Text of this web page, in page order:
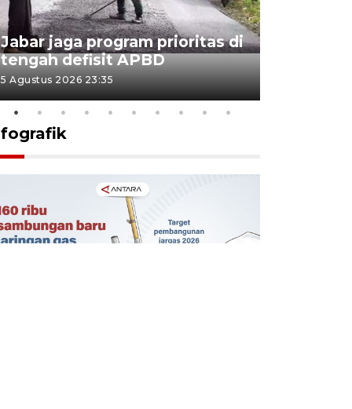
Jabar jaga program prioritas di
tengah defisit APBD
5 Agustus 2026 23:35